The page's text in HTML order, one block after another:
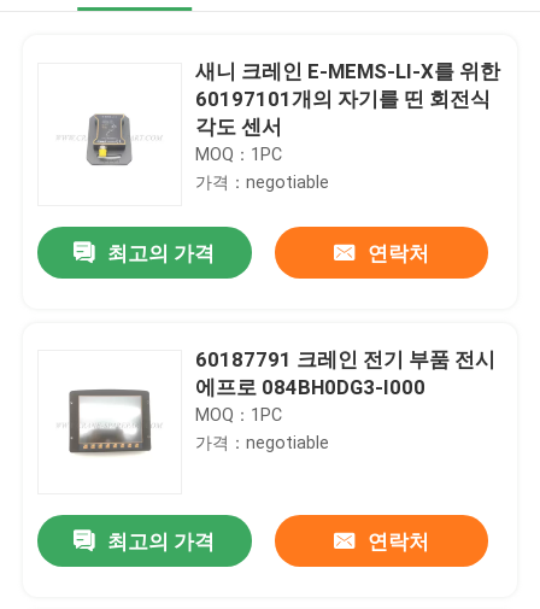
새니 크레인 E-MEMS-LI-X를 위한
60197101개의 자기를 띤 회전식
각도 센서
MOQ：1PC
가격：negotiable
최고의 가격 연락처
60187791 크레인 전기 부품 전시
에프로 084BH0DG3-I000
MOQ：1PC
가격：negotiable
최고의 가격 연락처